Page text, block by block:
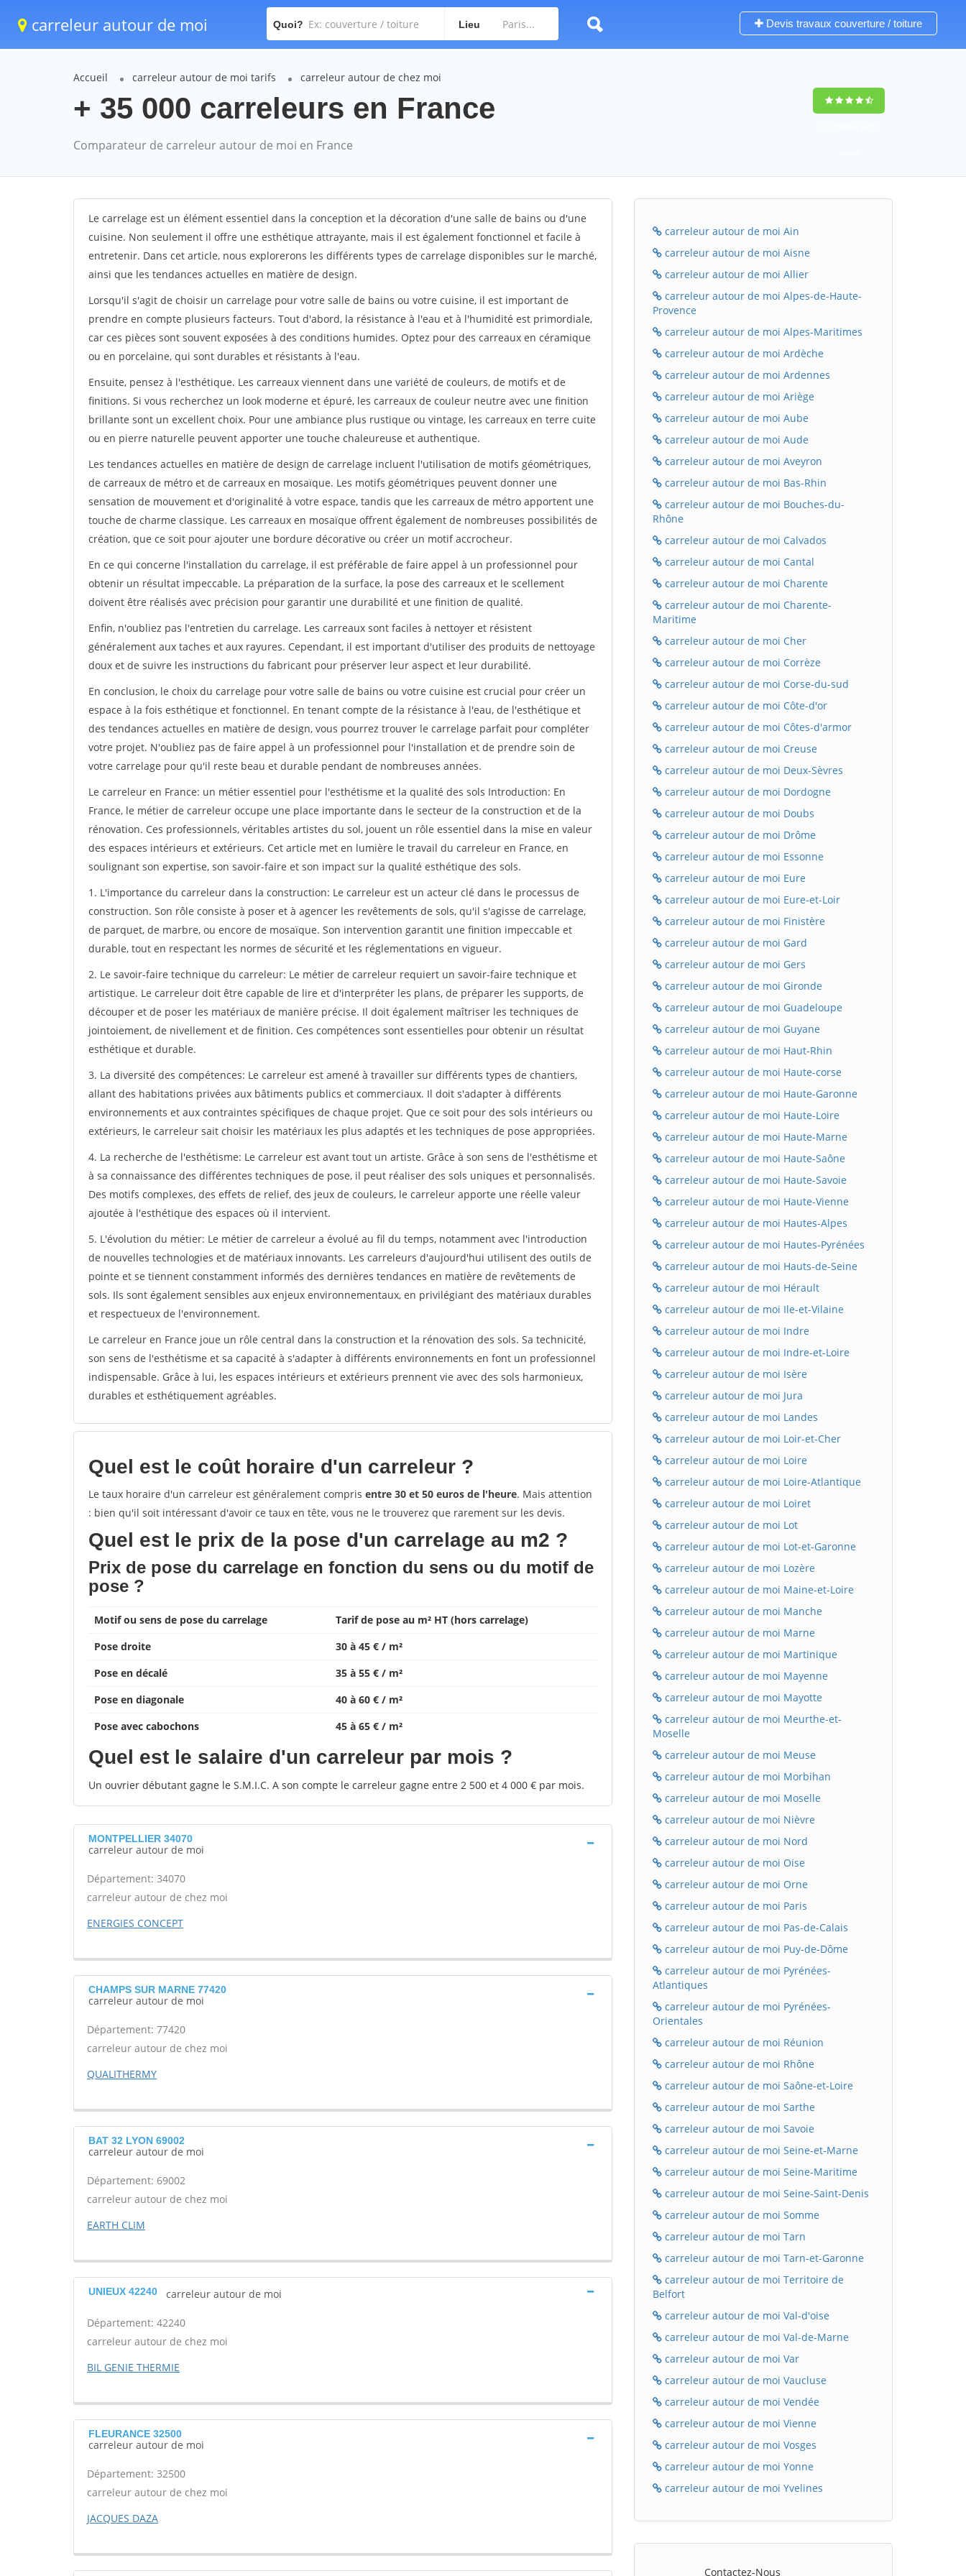
carreleur autour de moi Quoi? Lieu Devis travaux couverture / toiture
Accueil carreleur autour de moi tarifs carreleur autour de chez moi
+ 35 000 carreleurs en France
Comparateur de carreleur autour de moi en France
Le carrelage est un élément essentiel dans la conception et la décoration d'une salle de bains ou d'une
cuisine. Non seulement il offre une esthétique attrayante, mais il est également fonctionnel et facile à
entretenir. Dans cet article, nous explorerons les différents types de carrelage disponibles sur le marché,
ainsi que les tendances actuelles en matière de design.
Lorsqu'il s'agit de choisir un carrelage pour votre salle de bains ou votre cuisine, il est important de
prendre en compte plusieurs facteurs. Tout d'abord, la résistance à l'eau et à l'humidité est primordiale,
car ces pièces sont souvent exposées à des conditions humides. Optez pour des carreaux en céramique
ou en porcelaine, qui sont durables et résistants à l'eau.
Ensuite, pensez à l'esthétique. Les carreaux viennent dans une variété de couleurs, de motifs et de
finitions. Si vous recherchez un look moderne et épuré, les carreaux de couleur neutre avec une finition
brillante sont un excellent choix. Pour une ambiance plus rustique ou vintage, les carreaux en terre cuite
ou en pierre naturelle peuvent apporter une touche chaleureuse et authentique.
Les tendances actuelles en matière de design de carrelage incluent l'utilisation de motifs géométriques,
de carreaux de métro et de carreaux en mosaïque. Les motifs géométriques peuvent donner une
sensation de mouvement et d'originalité à votre espace, tandis que les carreaux de métro apportent une
touche de charme classique. Les carreaux en mosaïque offrent également de nombreuses possibilités de
création, que ce soit pour ajouter une bordure décorative ou créer un motif accrocheur.
En ce qui concerne l'installation du carrelage, il est préférable de faire appel à un professionnel pour
obtenir un résultat impeccable. La préparation de la surface, la pose des carreaux et le scellement
doivent être réalisés avec précision pour garantir une durabilité et une finition de qualité.
Enfin, n'oubliez pas l'entretien du carrelage. Les carreaux sont faciles à nettoyer et résistent
généralement aux taches et aux rayures. Cependant, il est important d'utiliser des produits de nettoyage
doux et de suivre les instructions du fabricant pour préserver leur aspect et leur durabilité.
En conclusion, le choix du carrelage pour votre salle de bains ou votre cuisine est crucial pour créer un
espace à la fois esthétique et fonctionnel. En tenant compte de la résistance à l'eau, de l'esthétique et
des tendances actuelles en matière de design, vous pourrez trouver le carrelage parfait pour compléter
votre projet. N'oubliez pas de faire appel à un professionnel pour l'installation et de prendre soin de
votre carrelage pour qu'il reste beau et durable pendant de nombreuses années.
Le carreleur en France: un métier essentiel pour l'esthétisme et la qualité des sols Introduction: En
France, le métier de carreleur occupe une place importante dans le secteur de la construction et de la
rénovation. Ces professionnels, véritables artistes du sol, jouent un rôle essentiel dans la mise en valeur
des espaces intérieurs et extérieurs. Cet article met en lumière le travail du carreleur en France, en
soulignant son expertise, son savoir-faire et son impact sur la qualité esthétique des sols.
1. L'importance du carreleur dans la construction: Le carreleur est un acteur clé dans le processus de
construction. Son rôle consiste à poser et à agencer les revêtements de sols, qu'il s'agisse de carrelage,
de parquet, de marbre, ou encore de mosaïque. Son intervention garantit une finition impeccable et
durable, tout en respectant les normes de sécurité et les réglementations en vigueur.
2. Le savoir-faire technique du carreleur: Le métier de carreleur requiert un savoir-faire technique et
artistique. Le carreleur doit être capable de lire et d'interpréter les plans, de préparer les supports, de
découper et de poser les matériaux de manière précise. Il doit également maîtriser les techniques de
jointoiement, de nivellement et de finition. Ces compétences sont essentielles pour obtenir un résultat
esthétique et durable.
3. La diversité des compétences: Le carreleur est amené à travailler sur différents types de chantiers,
allant des habitations privées aux bâtiments publics et commerciaux. Il doit s'adapter à différents
environnements et aux contraintes spécifiques de chaque projet. Que ce soit pour des sols intérieurs ou
extérieurs, le carreleur sait choisir les matériaux les plus adaptés et les techniques de pose appropriées.
4. La recherche de l'esthétisme: Le carreleur est avant tout un artiste. Grâce à son sens de l'esthétisme et
à sa connaissance des différentes techniques de pose, il peut réaliser des sols uniques et personnalisés.
Des motifs complexes, des effets de relief, des jeux de couleurs, le carreleur apporte une réelle valeur
ajoutée à l'esthétique des espaces où il intervient.
5. L'évolution du métier: Le métier de carreleur a évolué au fil du temps, notamment avec l'introduction
de nouvelles technologies et de matériaux innovants. Les carreleurs d'aujourd'hui utilisent des outils de
pointe et se tiennent constamment informés des dernières tendances en matière de revêtements de
sols. Ils sont également sensibles aux enjeux environnementaux, en privilégiant des matériaux durables
et respectueux de l'environnement.
Le carreleur en France joue un rôle central dans la construction et la rénovation des sols. Sa technicité,
son sens de l'esthétisme et sa capacité à s'adapter à différents environnements en font un professionnel
indispensable. Grâce à lui, les espaces intérieurs et extérieurs prennent vie avec des sols harmonieux,
durables et esthétiquement agréables.
Quel est le coût horaire d'un carreleur ?
Le taux horaire d'un carreleur est généralement compris entre 30 et 50 euros de l'heure. Mais attention
: bien qu'il soit intéressant d'avoir ce taux en tête, vous ne le trouverez que rarement sur les devis.
Quel est le prix de la pose d'un carrelage au m2 ?
Prix de pose du carrelage en fonction du sens ou du motif de
pose ?
Motif ou sens de pose du carrelage
Tarif de pose au m² HT (hors carrelage)
Pose droite
30 à 45 € / m²
Pose en décalé
35 à 55 € / m²
Pose en diagonale
40 à 60 € / m²
Pose avec cabochons
45 à 65 € / m²
Quel est le salaire d'un carreleur par mois ?
Un ouvrier débutant gagne le S.M.I.C. A son compte le carreleur gagne entre 2 500 et 4 000 € par mois.
MONTPELLIER 34070
carreleur autour de moi
Département: 34070
carreleur autour de chez moi
ENERGIES CONCEPT
CHAMPS SUR MARNE 77420
carreleur autour de moi
Département: 77420
carreleur autour de chez moi
QUALITHERMY
BAT 32 LYON 69002
carreleur autour de moi
Département: 69002
carreleur autour de chez moi
EARTH CLIM
UNIEUX 42240 carreleur autour de moi
Département: 42240
carreleur autour de chez moi
BIL GENIE THERMIE
FLEURANCE 32500
carreleur autour de moi
Département: 32500
carreleur autour de chez moi
JACQUES DAZA
carreleur autour de moi Ain
carreleur autour de moi Aisne
carreleur autour de moi Allier
carreleur autour de moi Alpes-de-Haute-
Provence
carreleur autour de moi Alpes-Maritimes
carreleur autour de moi Ardèche
carreleur autour de moi Ardennes
carreleur autour de moi Ariège
carreleur autour de moi Aube
carreleur autour de moi Aude
carreleur autour de moi Aveyron
carreleur autour de moi Bas-Rhin
carreleur autour de moi Bouches-du-
Rhône
carreleur autour de moi Calvados
carreleur autour de moi Cantal
carreleur autour de moi Charente
carreleur autour de moi Charente-
Maritime
carreleur autour de moi Cher
carreleur autour de moi Corrèze
carreleur autour de moi Corse-du-sud
carreleur autour de moi Côte-d'or
carreleur autour de moi Côtes-d'armor
carreleur autour de moi Creuse
carreleur autour de moi Deux-Sèvres
carreleur autour de moi Dordogne
carreleur autour de moi Doubs
carreleur autour de moi Drôme
carreleur autour de moi Essonne
carreleur autour de moi Eure
carreleur autour de moi Eure-et-Loir
carreleur autour de moi Finistère
carreleur autour de moi Gard
carreleur autour de moi Gers
carreleur autour de moi Gironde
carreleur autour de moi Guadeloupe
carreleur autour de moi Guyane
carreleur autour de moi Haut-Rhin
carreleur autour de moi Haute-corse
carreleur autour de moi Haute-Garonne
carreleur autour de moi Haute-Loire
carreleur autour de moi Haute-Marne
carreleur autour de moi Haute-Saône
carreleur autour de moi Haute-Savoie
carreleur autour de moi Haute-Vienne
carreleur autour de moi Hautes-Alpes
carreleur autour de moi Hautes-Pyrénées
carreleur autour de moi Hauts-de-Seine
carreleur autour de moi Hérault
carreleur autour de moi Ile-et-Vilaine
carreleur autour de moi Indre
carreleur autour de moi Indre-et-Loire
carreleur autour de moi Isère
carreleur autour de moi Jura
carreleur autour de moi Landes
carreleur autour de moi Loir-et-Cher
carreleur autour de moi Loire
carreleur autour de moi Loire-Atlantique
carreleur autour de moi Loiret
carreleur autour de moi Lot
carreleur autour de moi Lot-et-Garonne
carreleur autour de moi Lozère
carreleur autour de moi Maine-et-Loire
carreleur autour de moi Manche
carreleur autour de moi Marne
carreleur autour de moi Martinique
carreleur autour de moi Mayenne
carreleur autour de moi Mayotte
carreleur autour de moi Meurthe-et-
Moselle
carreleur autour de moi Meuse
carreleur autour de moi Morbihan
carreleur autour de moi Moselle
carreleur autour de moi Nièvre
carreleur autour de moi Nord
carreleur autour de moi Oise
carreleur autour de moi Orne
carreleur autour de moi Paris
carreleur autour de moi Pas-de-Calais
carreleur autour de moi Puy-de-Dôme
carreleur autour de moi Pyrénées-
Atlantiques
carreleur autour de moi Pyrénées-
Orientales
carreleur autour de moi Réunion
carreleur autour de moi Rhône
carreleur autour de moi Saône-et-Loire
carreleur autour de moi Sarthe
carreleur autour de moi Savoie
carreleur autour de moi Seine-et-Marne
carreleur autour de moi Seine-Maritime
carreleur autour de moi Seine-Saint-Denis
carreleur autour de moi Somme
carreleur autour de moi Tarn
carreleur autour de moi Tarn-et-Garonne
carreleur autour de moi Territoire de
Belfort
carreleur autour de moi Val-d'oise
carreleur autour de moi Val-de-Marne
carreleur autour de moi Var
carreleur autour de moi Vaucluse
carreleur autour de moi Vendée
carreleur autour de moi Vienne
carreleur autour de moi Vosges
carreleur autour de moi Yonne
carreleur autour de moi Yvelines
Contactez-Nous